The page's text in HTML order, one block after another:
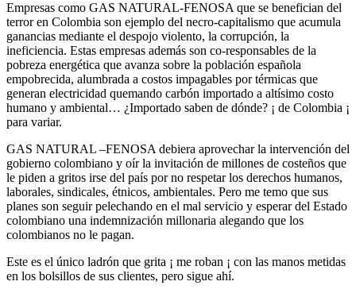
Empresas como GAS NATURAL-FENOSA que se benefician del
terror en Colombia son ejemplo del necro-capitalismo que acumula
ganancias mediante el despojo violento, la corrupción, la
ineficiencia. Estas empresas además son co-responsables de la
pobreza energética que avanza sobre la población española
empobrecida, alumbrada a costos impagables por térmicas que
generan electricidad quemando carbón importado a altísimo costo
humano y ambiental… ¿Importado saben de dónde? ¡ de Colombia ¡
para variar.
GAS NATURAL –FENOSA debiera aprovechar la intervención del
gobierno colombiano y oír la invitación de millones de costeños que
le piden a gritos irse del país por no respetar los derechos humanos,
laborales, sindicales, étnicos, ambientales. Pero me temo que sus
planes son seguir pelechando en el mal servicio y esperar del Estado
colombiano una indemnización millonaria alegando que los
colombianos no le pagan.
Este es el único ladrón que grita ¡ me roban ¡ con las manos metidas
en los bolsillos de sus clientes, pero sigue ahí.